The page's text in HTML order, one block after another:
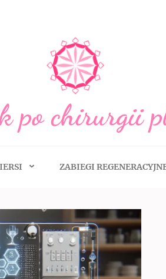
po chirurgii
ZABIEGI